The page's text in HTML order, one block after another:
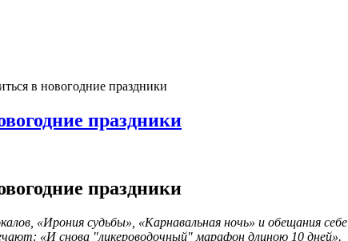
в новогодние праздники
праздники
праздники
«Ирония судьбы», «Карнавальная ночь» и обещания себе
«И снова "ликероводочный" марафон длиною 10 дней».